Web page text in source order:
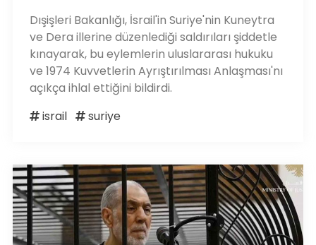
Dışişleri Bakanlığı, İsrail'in Suriye'nin Kuneytra
ve Dera illerine düzenlediği saldırıları şiddetle
kınayarak, bu eylemlerin uluslararası hukuku
ve 1974 Kuvvetlerin Ayrıştırılması Anlaşması'nı
açıkça ihlal ettiğini bildirdi.
israil
suriye